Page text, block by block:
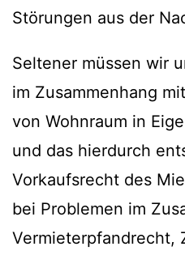
Störungen aus der
Seltener müssen wir
im Zusammenhang
von Wohnraum in
und das hierdurch
Vorkaufsrecht des
bei Problemen im
Vermieterpfandrecht,